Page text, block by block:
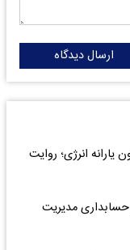
ارسال دیدگاه
انرژی؛ روایت
حسابداری مدیریت